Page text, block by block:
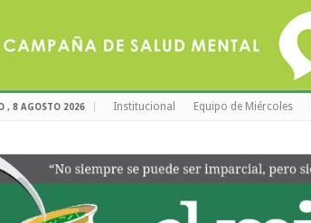
, 8 AGOSTO 2026 Institucional Equipo de Miércoles